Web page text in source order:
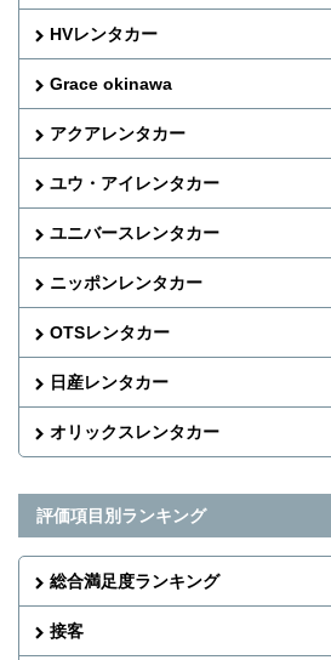
HVレンタカー
Grace okinawa
アクアレンタカー
ユウ・アイレンタカー
ユニバースレンタカー
ニッポンレンタカー
OTSレンタカー
日産レンタカー
オリックスレンタカー
評価項目別ランキング
総合満足度ランキング
接客